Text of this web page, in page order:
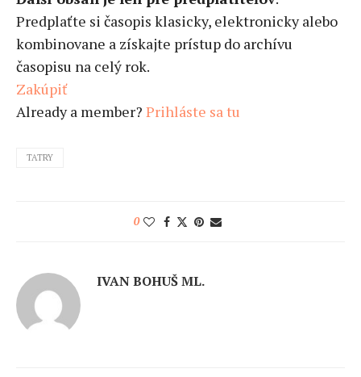
Predplaťte si časopis klasicky, elektronicky alebo
kombinovane a získajte prístup do archívu
časopisu na celý rok.
Zakúpiť
Already a member? Prihláste sa tu
TATRY
0
IVAN BOHUŠ ML.